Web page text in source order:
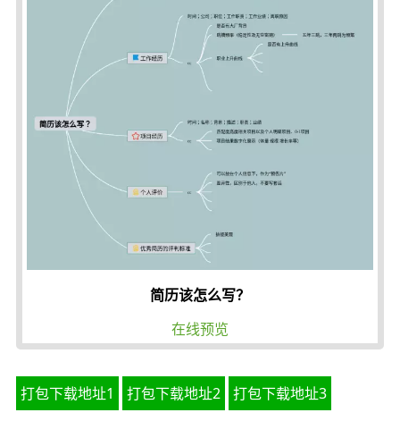
简历该怎么写？
在线预览
打包下载地址1 打包下载地址2 打包下载地址3